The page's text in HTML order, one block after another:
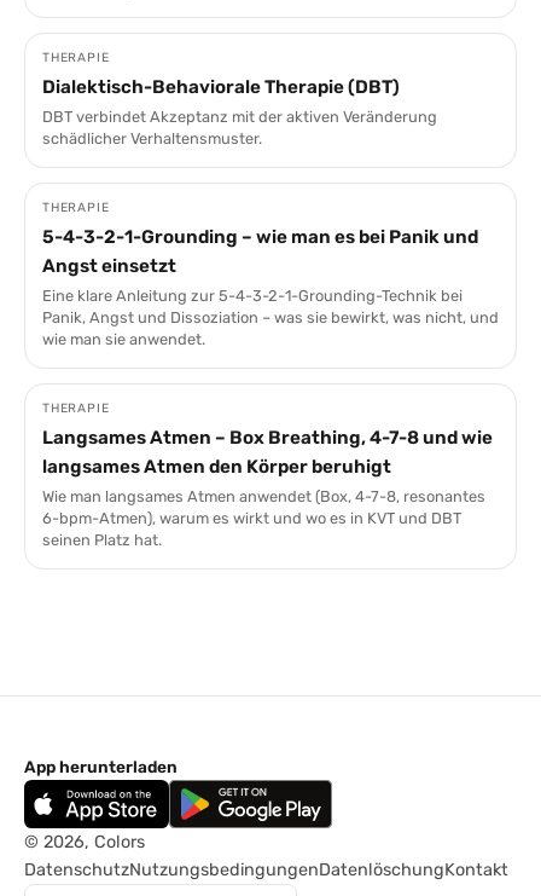
THERAPIE
Dialektisch-Behaviorale Therapie (DBT)
DBT verbindet Akzeptanz mit der aktiven Veränderung
schädlicher Verhaltensmuster.
THERAPIE
5-4-3-2-1-Grounding – wie man es bei Panik und
Angst einsetzt
Eine klare Anleitung zur 5-4-3-2-1-Grounding-Technik bei
Panik, Angst und Dissoziation – was sie bewirkt, was nicht, und
wie man sie anwendet.
THERAPIE
Langsames Atmen – Box Breathing, 4-7-8 und wie
langsames Atmen den Körper beruhigt
Wie man langsames Atmen anwendet (Box, 4-7-8, resonantes
6-bpm-Atmen), warum es wirkt und wo es in KVT und DBT
seinen Platz hat.
App herunterladen
© 2026, Colors
DatenschutzNutzungsbedingungenDatenlöschungKontakt